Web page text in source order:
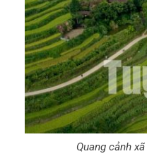
Quang cảnh